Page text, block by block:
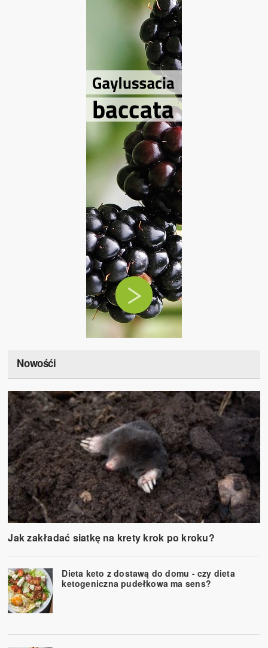
Nowośći
Jak zakładać siatkę na krety krok po kroku?
Dieta keto z dostawą do domu - czy dieta
ketogeniczna pudełkowa ma sens?